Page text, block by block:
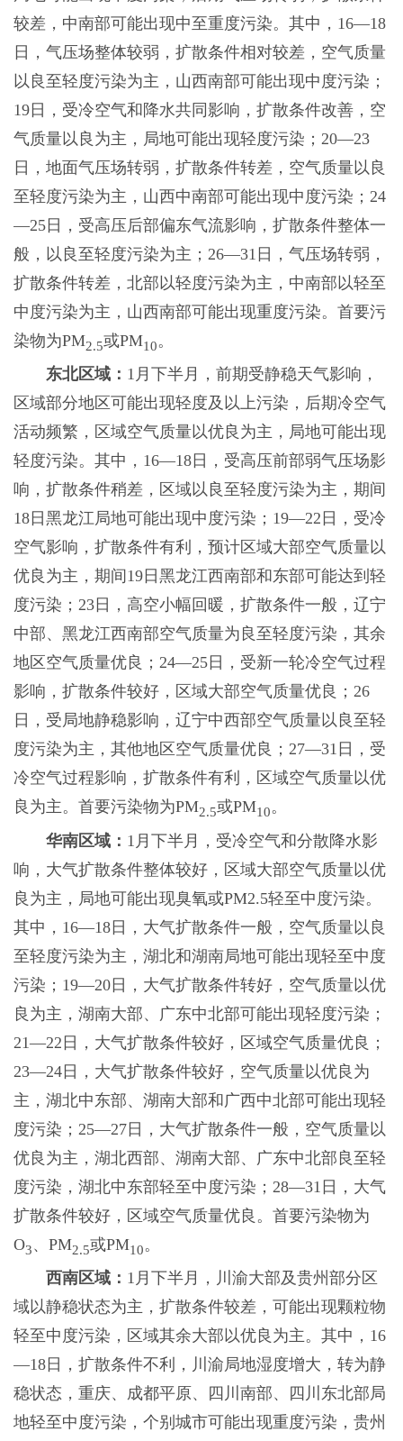
较差，中南部可能出现中至重度污染。其中，16—18
日，气压场整体较弱，扩散条件相对较差，空气质量
以良至轻度污染为主，山西南部可能出现中度污染；
19日，受冷空气和降水共同影响，扩散条件改善，空
气质量以良为主，局地可能出现轻度污染；20—23
日，地面气压场转弱，扩散条件转差，空气质量以良
至轻度污染为主，山西中南部可能出现中度污染；24
—25日，受高压后部偏东气流影响，扩散条件整体一
般，以良至轻度污染为主；26—31日，气压场转弱，
扩散条件转差，北部以轻度污染为主，中南部以轻至
中度污染为主，山西南部可能出现重度污染。首要污
染物为PM2.5或PM10。
东北区域： 1月下半月，前期受静稳天气影响，
区域部分地区可能出现轻度及以上污染，后期冷空气
活动频繁，区域空气质量以优良为主，局地可能出现
轻度污染。其中，16—18日，受高压前部弱气压场影
响，扩散条件稍差，区域以良至轻度污染为主，期间
18日黑龙江局地可能出现中度污染；19—22日，受冷
空气影响，扩散条件有利，预计区域大部空气质量以
优良为主，期间19日黑龙江西南部和东部可能达到轻
度污染；23日，高空小幅回暖，扩散条件一般，辽宁
中部、黑龙江西南部空气质量为良至轻度污染，其余
地区空气质量优良；24—25日，受新一轮冷空气过程
影响，扩散条件较好，区域大部空气质量优良；26
日，受局地静稳影响，辽宁中西部空气质量以良至轻
度污染为主，其他地区空气质量优良；27—31日，受
冷空气过程影响，扩散条件有利，区域空气质量以优
良为主。首要污染物为PM2.5或PM10。
华南区域： 1月下半月，受冷空气和分散降水影
响，大气扩散条件整体较好，区域大部空气质量以优
良为主，局地可能出现臭氧或PM2.5轻至中度污染。
其中，16—18日，大气扩散条件一般，空气质量以良
至轻度污染为主，湖北和湖南局地可能出现轻至中度
污染；19—20日，大气扩散条件转好，空气质量以优
良为主，湖南大部、广东中北部可能出现轻度污染；
21—22日，大气扩散条件较好，区域空气质量优良；
23—24日，大气扩散条件较好，空气质量以优良为
主，湖北中东部、湖南大部和广西中北部可能出现轻
度污染；25—27日，大气扩散条件一般，空气质量以
优良为主，湖北西部、湖南大部、广东中北部良至轻
度污染，湖北中东部轻至中度污染；28—31日，大气
扩散条件较好，区域空气质量优良。首要污染物为
O3、PM2.5或PM10。
西南区域： 1月下半月，川渝大部及贵州部分区
域以静稳状态为主，扩散条件较差，可能出现颗粒物
轻至中度污染，区域其余大部以优良为主。其中，16
—18日，扩散条件不利，川渝局地湿度增大，转为静
稳状态，重庆、成都平原、四川南部、四川东北部局
地轻至中度污染，个别城市可能出现重度污染，贵州